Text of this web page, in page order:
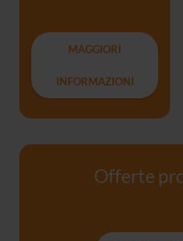
MAGGIORI
INFORMAZIONI
Offerte